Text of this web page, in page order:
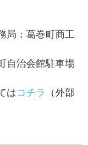
局：葛巻町商工
自治会館駐車場
はコチラ
（外部